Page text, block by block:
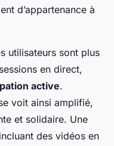
d’appartenance à
utilisateurs sont plus
en direct,
active.
voit ainsi amplifié,
et solidaire. Une
des vidéos en